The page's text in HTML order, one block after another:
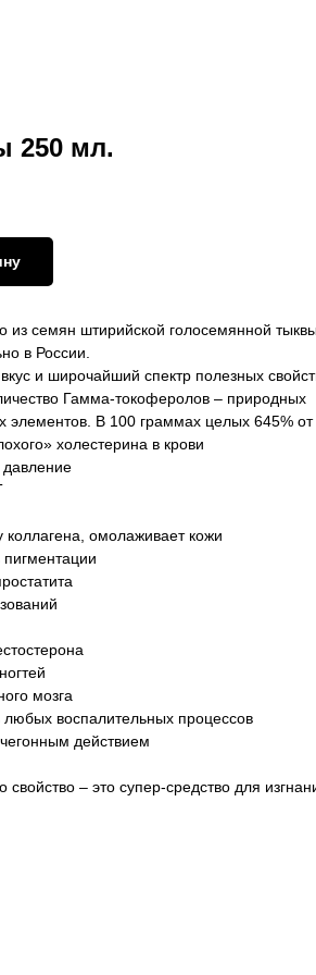
250 мл.
семян штирийской голосемянной
в России.
и широчайший спектр полезных
Гамма-токоферолов – природных
элементов. В 100 граммах целых 645%
холестерина в крови
коллагена, омолаживает кожи
мозга
воспалительных процессов
действием
– это супер-средство для